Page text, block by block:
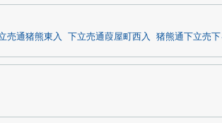
売通猪熊東入 下立売通葭屋町西入 猪熊通下立売下